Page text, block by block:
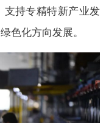
支持专精特新产业发
色化方向发展。